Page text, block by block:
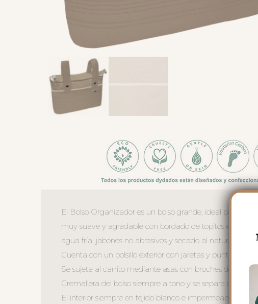
El Bolso Organizador es un bolso grande, ideal para
muy suave y agradable con bordado de topitos en la
agua fría, jabones no abrasivos y secado al natural.
Cuenta con un bolsillo exterior con jaretas y puntilla en el
Se sujeta al carrito mediante asas con broches de
Cremallera del bolso siempre a tono y se separa
El interior siempre en tejido blanco e impermeable con